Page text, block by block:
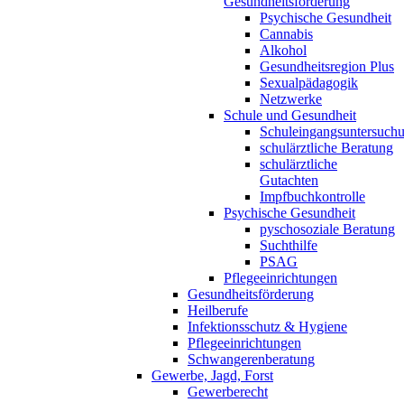
Psychische Gesundheit
Cannabis
Alkohol
Gesundheitsregion Plus
Sexualpädagogik
Netzwerke
Schule und Gesundheit
schulärztliche Beratung
schulärztliche
Gutachten
Impfbuchkontrolle
Psychische Gesundheit
pyschosoziale Beratung
Suchthilfe
PSAG
Pflegeeinrichtungen
Gesundheitsförderung
Heilberufe
Infektionsschutz & Hygiene
Pflegeeinrichtungen
Schwangerenberatung
Gewerbe, Jagd, Forst
Gewerberecht